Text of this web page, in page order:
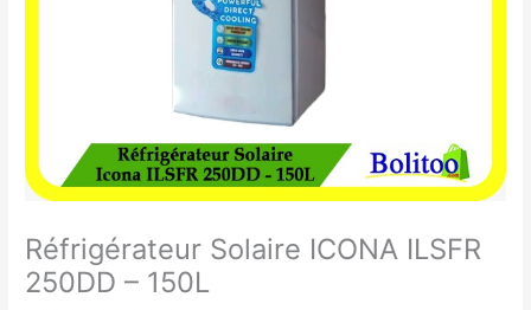
Réfrigérateur Solaire ICONA ILSFR
250DD – 150L